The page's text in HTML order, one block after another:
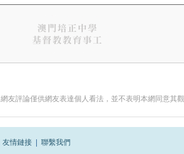
網友評論僅供網友表達個人看法，並不表明本網同意其觀
友情鏈接 聯繫我們